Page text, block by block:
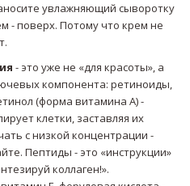
увлажняющий сыворотку
- поверх. Потому что крем не
- это уже не «для красоты», а
компонента: ретиноиды,
(форма витамина А) -
клетки, заставляя их
с низкой концентрации -
Пептиды - это «инструкции»
коллаген!».